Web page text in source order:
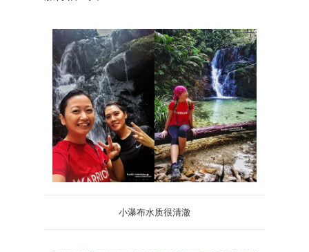
小瀑布水质很清澈